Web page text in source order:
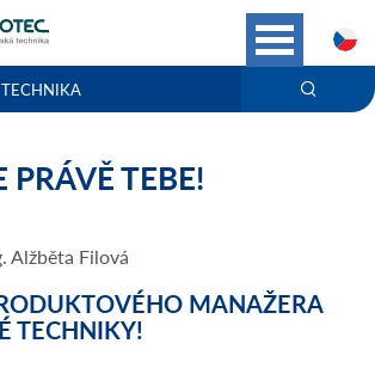
TECHNIKA
TEBE!
Alžběta Filová
MANAŽERA
TECHNIKY!